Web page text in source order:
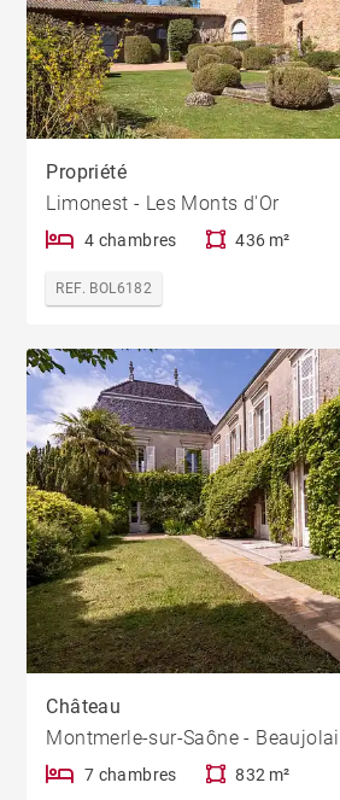
Propriété
Limonest - Les Monts d'Or
4 chambres 436 m²
REF. BOL6182
Château
Montmerle-sur-Saône -
7 chambres 832 m²